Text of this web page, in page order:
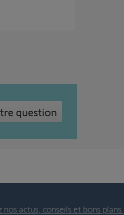
question
nos actus, conseils et bons